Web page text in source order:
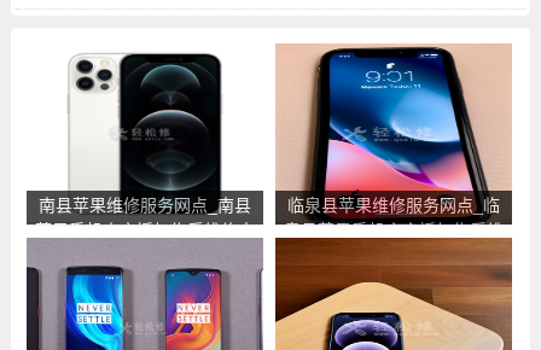
南县苹果维修服务网点_南县
苹果手机官方授权售后维修中
临泉县苹果维修服务网点_临
泉县苹果手机官方授权售后维
修中心地址电话